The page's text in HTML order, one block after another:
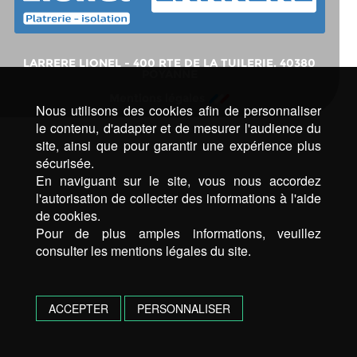
LARRERE LIONEL - 400 RTE DE LA TUILERIE, 40380
Nous utilisons des cookies afin de personnaliser
le contenu, d'adapter et de mesurer l'audience du
site, ainsi que pour garantir une expérience plus
sécurisée.
En naviguant sur le site, vous nous accordez
l'autorisation de collecter des informations à l'aide
de cookies.
Pour de plus amples informations, veuillez
consulter les mentions légales du site.
ACCEPTER PERSONNALISER